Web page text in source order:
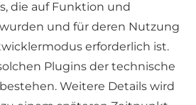
die auf Funktion und
und für deren Nutzung
erforderlich ist.
Plugins der technische
Weitere Details wird